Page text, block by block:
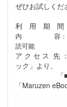
ぜひお試しくだ
利 用 期 間：
内 容：一般書
読可能
ア ク セ ス 先
ック」より、
「■電子ブ
「Maruzen